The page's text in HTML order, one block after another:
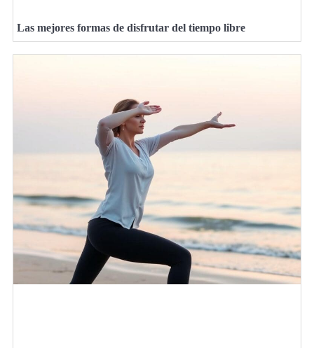
Las mejores formas de disfrutar del tiempo libre